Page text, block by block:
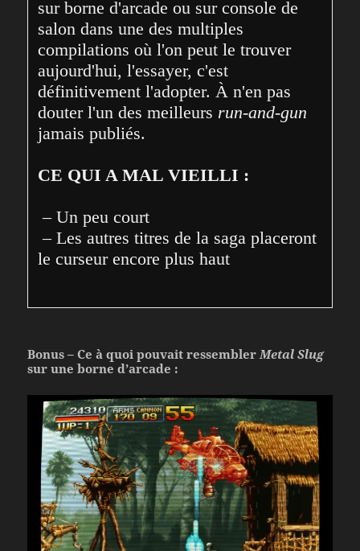
sur borne d'arcade ou sur console de
salon dans une des multiples
compilations où l'on peut le trouver
aujourd'hui, l'essayer, c'est
définitivement l'adopter. À n'en pas
douter l'un des meilleurs run-and-gun
jamais publiés.
CE QUI A MAL VIEILLI :
– Un peu court
– Les autres titres de la saga placeront
le curseur encore plus haut
Bonus – Ce à quoi pouvait ressemblerMetal Slug
sur une borne d’arcade :